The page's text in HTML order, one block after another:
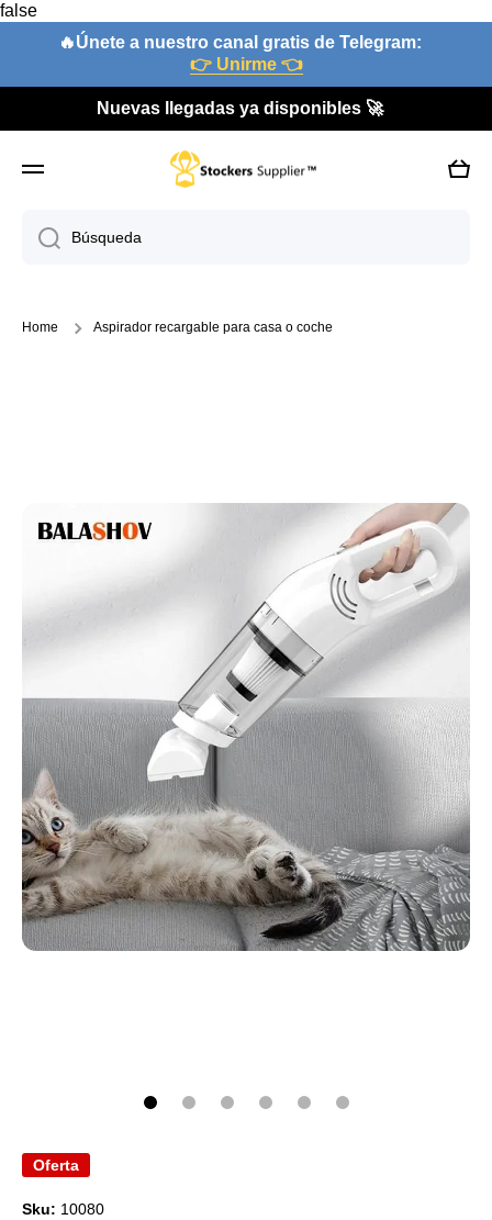
false
Ir directamente al contenido
🔥Únete a nuestro canal gratis de Telegram:
👉 Unirme 👈
Nuevas llegadas ya disponibles 🚀
Búsqueda
Home Aspirador recargable para casa o coche
Oferta
Sku: 10080